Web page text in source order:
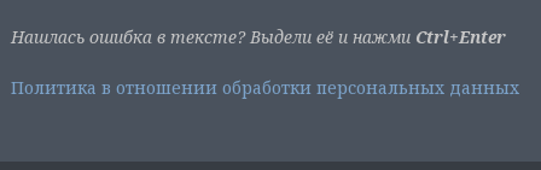
Нашлась ошибка в тексте? Выдели её и нажми Ctrl+Enter
Политика в отношении обработки персональных данных